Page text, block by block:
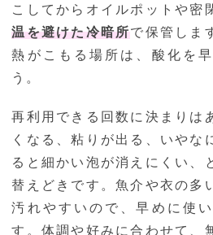
こしてからオイルポットや密
温を避けた冷暗所で保管しま
熱がこもる場所は、酸化を
う。
再利用できる回数に決まりは
くなる、粘りが出る、いやな
ると細かい泡が消えにくい、
替えどきです。魚介や衣の多
汚れやすいので、早めに使
す。体調や好みに合わせて、